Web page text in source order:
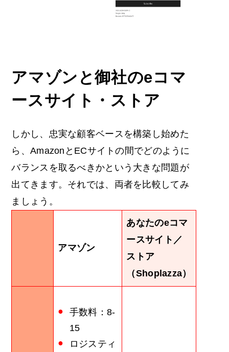
アマゾンと御社のeコマ
ースサイト・ストア
しかし、忠実な顧客ベースを構築し始めた
ら、 AmazonとECサイトの間でどのように
バランスを取るべきかという大きな問題が
出てきます。それでは、両者を比較してみ
ましょう。
アマゾン
あなたのeコマ
ースサイト／
ストア
（Shoplazza）
手数料：8-
15
ロジスティ